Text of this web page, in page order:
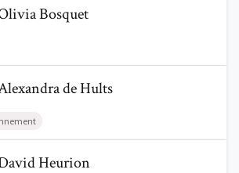
Bosquet
de Hults
de Hults
Heurion
Heurion